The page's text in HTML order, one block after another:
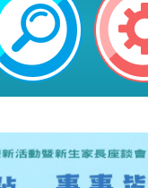
園市平鎮